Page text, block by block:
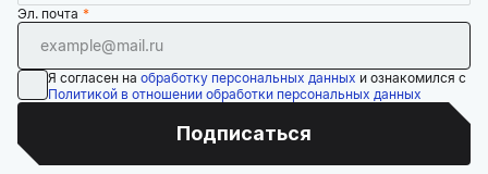
Эл. почта
Я согласен на обработку персональных данных и ознакомился с
Политикой в отношении обработки персональных данных
Подписаться